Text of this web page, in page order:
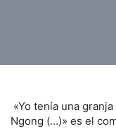
«Yo tenía una
Ngong (…)» es el